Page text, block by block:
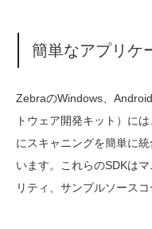
簡単なアプリケ
ZebraのWindows、
トウェア開発キット）に
にスキャニングを簡単に
います。これらのSDKは
リティ、サンプルソースコ